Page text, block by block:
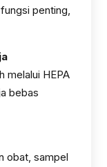
penting,
melalui HEPA
bebas
obat, sampel